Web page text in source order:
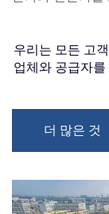
우리는 모든 고
업체와 공급자
더 많은 것